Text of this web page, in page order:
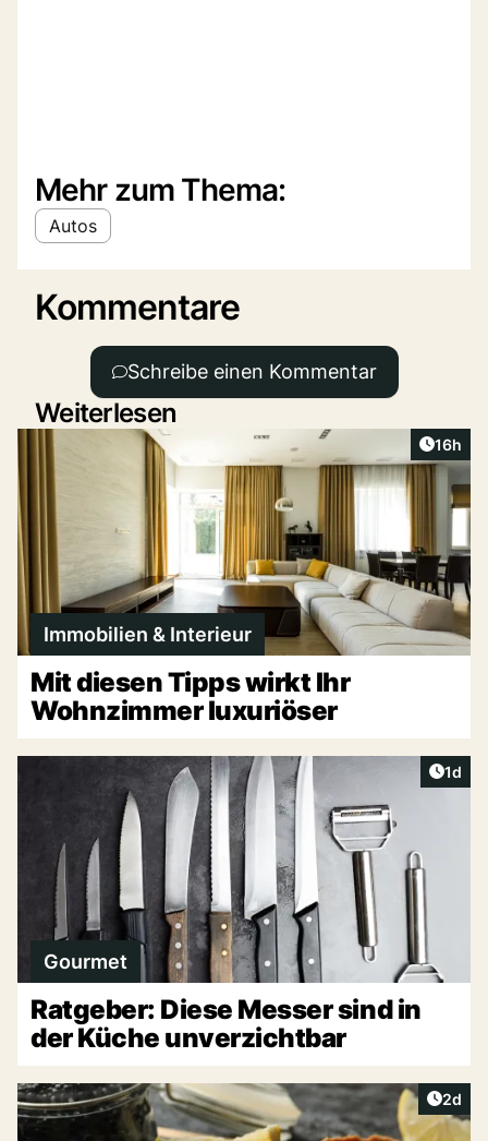
Mehr zum Thema:
Autos
Kommentare
Schreibe einen Kommentar
Weiterlesen
Artikel
16h
Immobilien & Interieur
Mit diesen Tipps wirkt Ihr
Wohnzimmer luxuriöser
1d
Gourmet
Ratgeber: Diese Messer sind in
der Küche unverzichtbar
2d